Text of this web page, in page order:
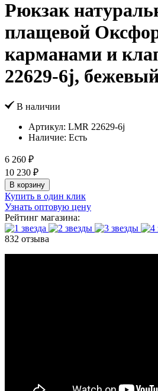
Рюкзак
плащевой
карманами и
22629-6j,
В наличии
Артикул: LMR 22629-6j
Наличие: Есть
6 260 ₽
10 230 ₽
В корзину
Купить в один клик
Узнать оптовую цену
Рейтинг магазина:
832 отзыва